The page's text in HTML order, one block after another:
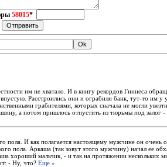
58015*
им не хватало. И в книгу рекордов Гиннеса
Расстроились они и ограбили банк, тут-то им у
грабителями, которых сначала не могли
а потом пришлось отпустить из тюрьмы под залог
пола. И как полагается настоящему мужчине он очень
пола. Аркаша (так зовут этого мужчину) начал ее
хороший мальчик, - и так на протяжении нескольких
- Ну, что? Еще »